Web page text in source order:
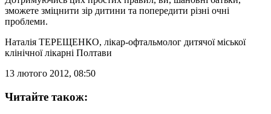
зможете зміцнити зір дитини та попередити різні очні
проблеми.
Наталія ТЕРЕЩЕНКО, лікар-офтальмолог дитячої міської
клінічної лікарні Полтави
13 лютого 2012, 08:50
Читайте також: